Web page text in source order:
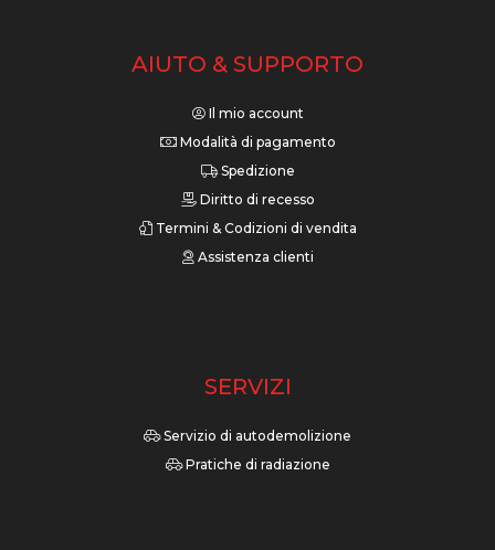
AIUTO & SUPPORTO
Il mio account
Modalità di pagamento
Spedizione
Diritto di recesso
Termini & Codizioni di vendita
Assistenza clienti
SERVIZI
Servizio di autodemolizione
Pratiche di radiazione